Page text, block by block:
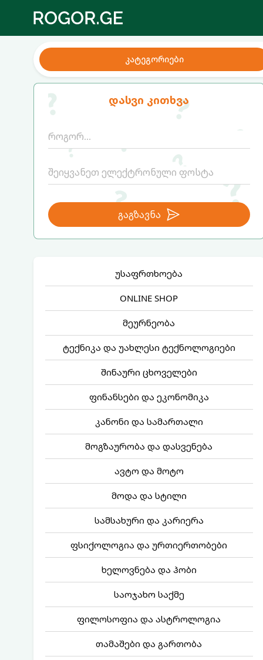
კატეგორიები
დასვი კითხვა
გაგზავნა
უსაფრთხოება
ONLINE SHOP
მეურნეობა
ტექნიკა და უახლესი ტექნოლოგიები
შინაური ცხოველები
ფინანსები და ეკონომიკა
კანონი და სამართალი
მოგზაურობა და დასვენება
ავტო და მოტო
მოდა და სტილი
სამსახური და კარიერა
ფსიქოლოგია და ურთიერთობები
ხელოვნება და ჰობი
საოჯახო საქმე
ფილოსოფია და ასტროლოგია
თამაშები და გართობა